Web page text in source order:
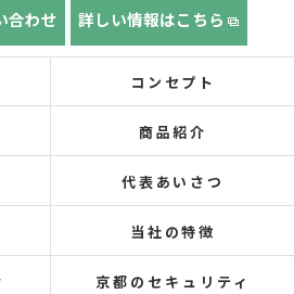
合わせ 詳しい情報はこちら
コンセプト
商品紹介
代表あいさつ
当社の特徴
京都のセキュリティ